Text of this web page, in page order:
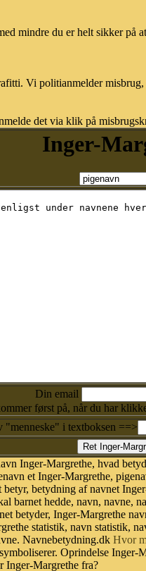
mindre du er helt sikker på
Vi politianmelder
det via klik på
Inger-
Din email
først på, når du har
"menneske" i textboksen ==>
Inger-Margrethe, hvad
et Inger-Margrethe,
betydning af navnet
barnet hedde, navn, navne,
betyder, Inger-Margrethe
statistik, navn statistik,
Navnebetydning.dk Hvor
Oprindelse
Inger-Margrethe fra?